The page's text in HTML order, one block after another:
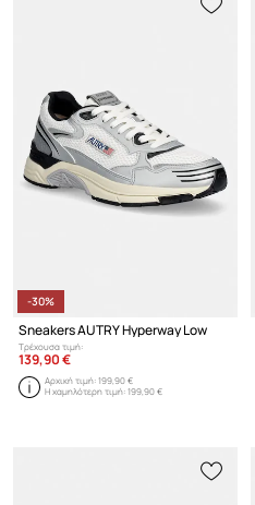
-30%
Sneakers AUTRY Hyperway Low
Τρέχουσα τιμή:
139,90 €
Αρχική τιμή:199,90 €
Η χαμηλότερη τιμή:199,90 €